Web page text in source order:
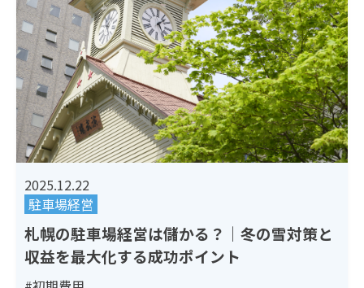
2025.12.22
駐車場経営
札幌の駐車場経営は儲かる？｜冬の雪対策と
収益を最大化する成功ポイント